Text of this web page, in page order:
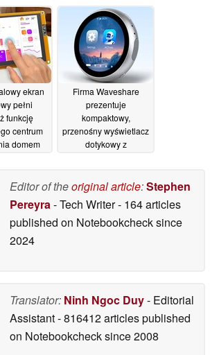
ekran
pełni
funkcję
centrum
domem
27/06/2026
Firma Waveshare
prezentuje
kompaktowy,
przenośny wyświetlacz
dotykowy z
przeznaczony również
do zastosowań w
inteligentnym domu
22/06/2026
Editor of theoriginal article:Stephen
Pereyra- Tech Writer- 164 articles
published on Notebookchecksince
2024
Translator: Ninh Ngoc Duy- Editorial
Assistant- 816412 articles published
on Notebookchecksince 2008